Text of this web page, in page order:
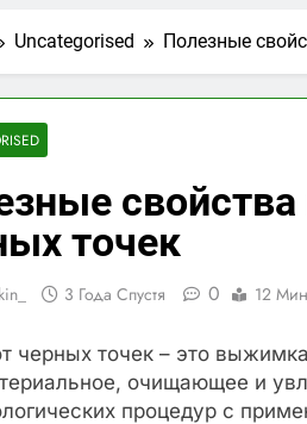
Uncategorised Полезные
точек
3 Года Спустя 0 12
черных точек – это
очищающее и
процедур с